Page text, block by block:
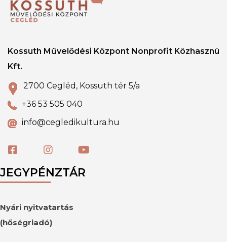
Kossuth Művelődési Központ Nonprofit Közhasznú
Kft.
2700 Cegléd, Kossuth tér 5/a
+36 53 505 040
info@cegledikultura.hu
JEGYPÉNZTÁR
Nyári nyitvatartás
(hőségriadó)